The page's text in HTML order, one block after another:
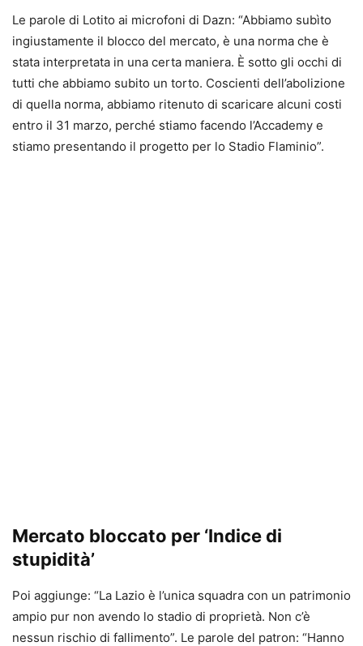
Le parole di Lotito ai microfoni di Dazn: “Abbiamo subìto
ingiustamente il blocco del mercato, è una norma che è
stata interpretata in una certa maniera. È sotto gli occhi di
tutti che abbiamo subito un torto. Coscienti dell’abolizione
di quella norma, abbiamo ritenuto di scaricare alcuni costi
entro il 31 marzo, perché stiamo facendo l’Accademy e
stiamo presentando il progetto per lo Stadio Flaminio”.
Mercato bloccato per ‘Indice di
stupidità’
Poi aggiunge: “La Lazio è l’unica squadra con un patrimonio
ampio pur non avendo lo stadio di proprietà. Non c’è
nessun rischio di fallimento”. Le parole del patron: “Hanno